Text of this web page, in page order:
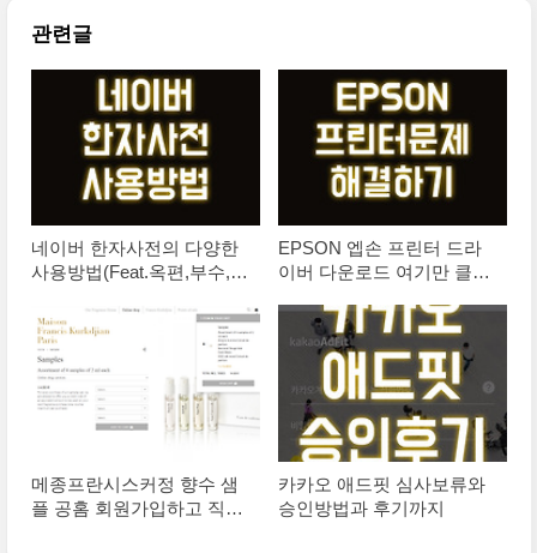
관련글
네이버 한자사전의 다양한
사용방법(Feat.옥편,부수,필
EPSON 엡손 프린터 드라
이버 다운로드 여기만 클릭
메종프란시스커정 향수 샘
플 공홈 회원가입하고 직구
카카오 애드핏 심사보류와
승인방법과 후기까지